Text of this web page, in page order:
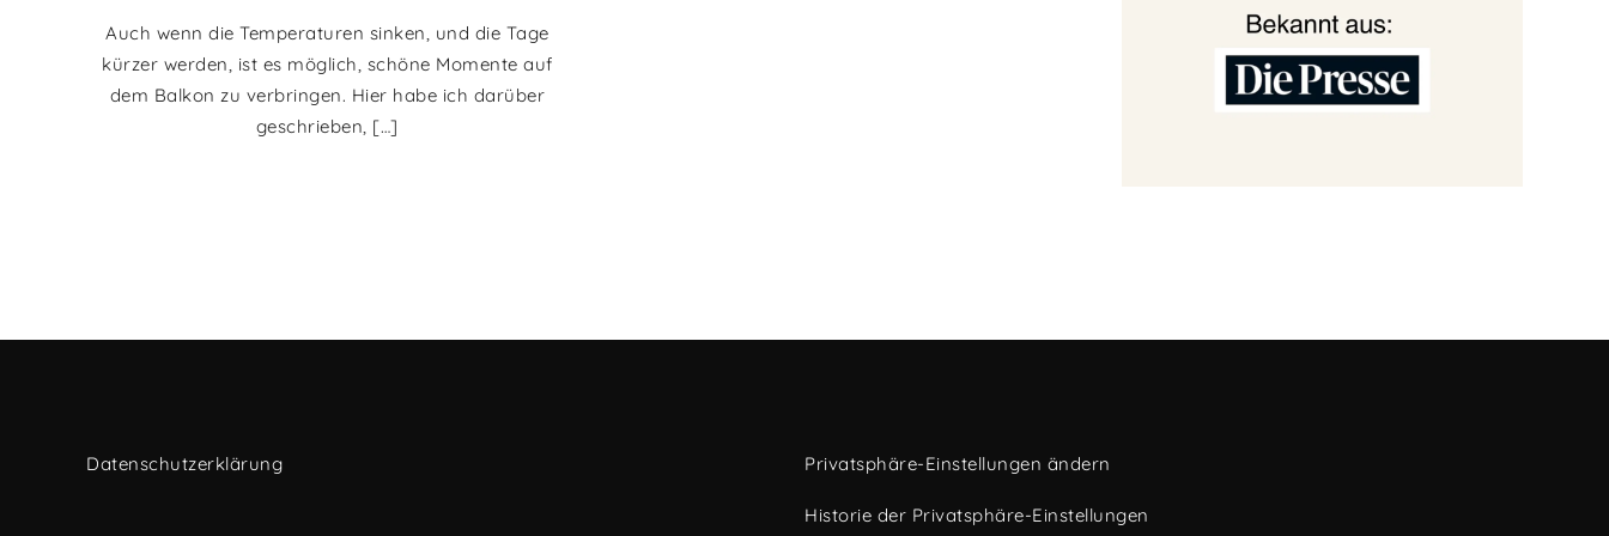
Auch wenn die Temperaturen sinken, und die Tage
kürzer werden, ist es möglich, schöne Momente auf
dem Balkon zu verbringen. Hier habe ich darüber
geschrieben, […]
Datenschutzerklärung Privatsphäre-Einstellungen ändern
Historie der Privatsphäre-Einstellungen